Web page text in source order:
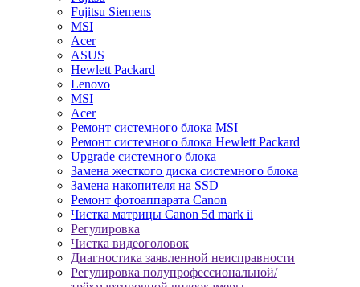
Fujitsu Siemens
MSI
Acer
ASUS
Hewlett Packard
Lenovo
MSI
Acer
Ремонт системного блока MSI
Ремонт системного блока Hewlett Packard
Upgrade системного блока
Замена жесткого диска системного блока
Замена накопителя на SSD
Ремонт фотоаппарата Canon
Чистка матрицы Canon 5d mark ii
Регулировка
Чистка видеоголовок
Диагностика заявленной неисправности
Регулировка полупрофессиональной/